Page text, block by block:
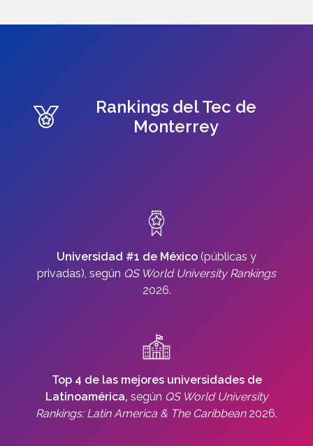
Rankings del Tec de
Monterrey
Universidad #1 de México (públicas y
privadas), según QS World University Rankings
2026.
Top 4 de las mejores universidades de
Latinoamérica, según QS World University
Rankings: Latin America & The Caribbean2026.